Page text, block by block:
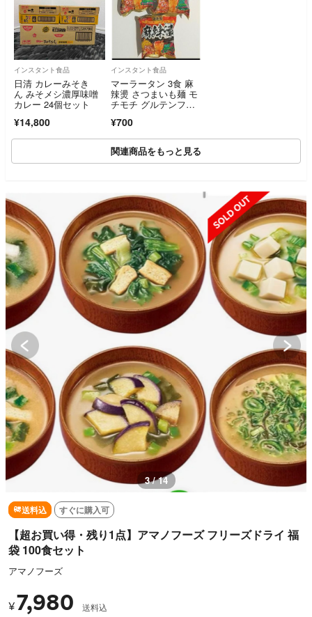
インスタント食品
日清 カレーみそき
ん みそメシ濃厚味噌
カレー 24個セット
¥14,800
インスタント食品
マーラータン 3食 麻
辣燙 さつまいも麺 モ
チモチ グルテンフリ
¥700
関連商品をもっと見る
SOLD OUT
3 / 14
送料込 すぐに購入可
【超お買い得・残り1点】アマノフーズ フリーズドライ 福
袋 100食セット
アマノフーズ
¥7,980 送料込